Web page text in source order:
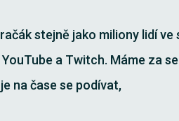
stejně jako miliony lidí
a Twitch. Máme za
na čase se podívat,